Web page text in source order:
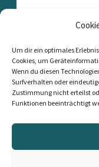
Um dir ein optimales
Cookies, um
Wenn du diesen
Surfverhalten oder
Zustimmung nicht erteilst
Funktionen beeinträchtigt